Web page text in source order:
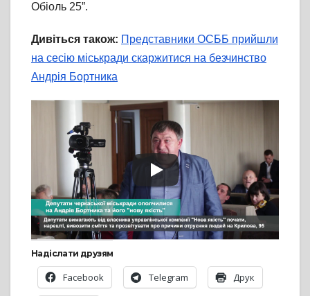
Обіоль 25”.
Дивіться також: Представники ОСББ прийшли
на сесію міськради скаржитися на безчинство
Андрія Бортника
Надіслати друзям
Facebook Telegram Друк